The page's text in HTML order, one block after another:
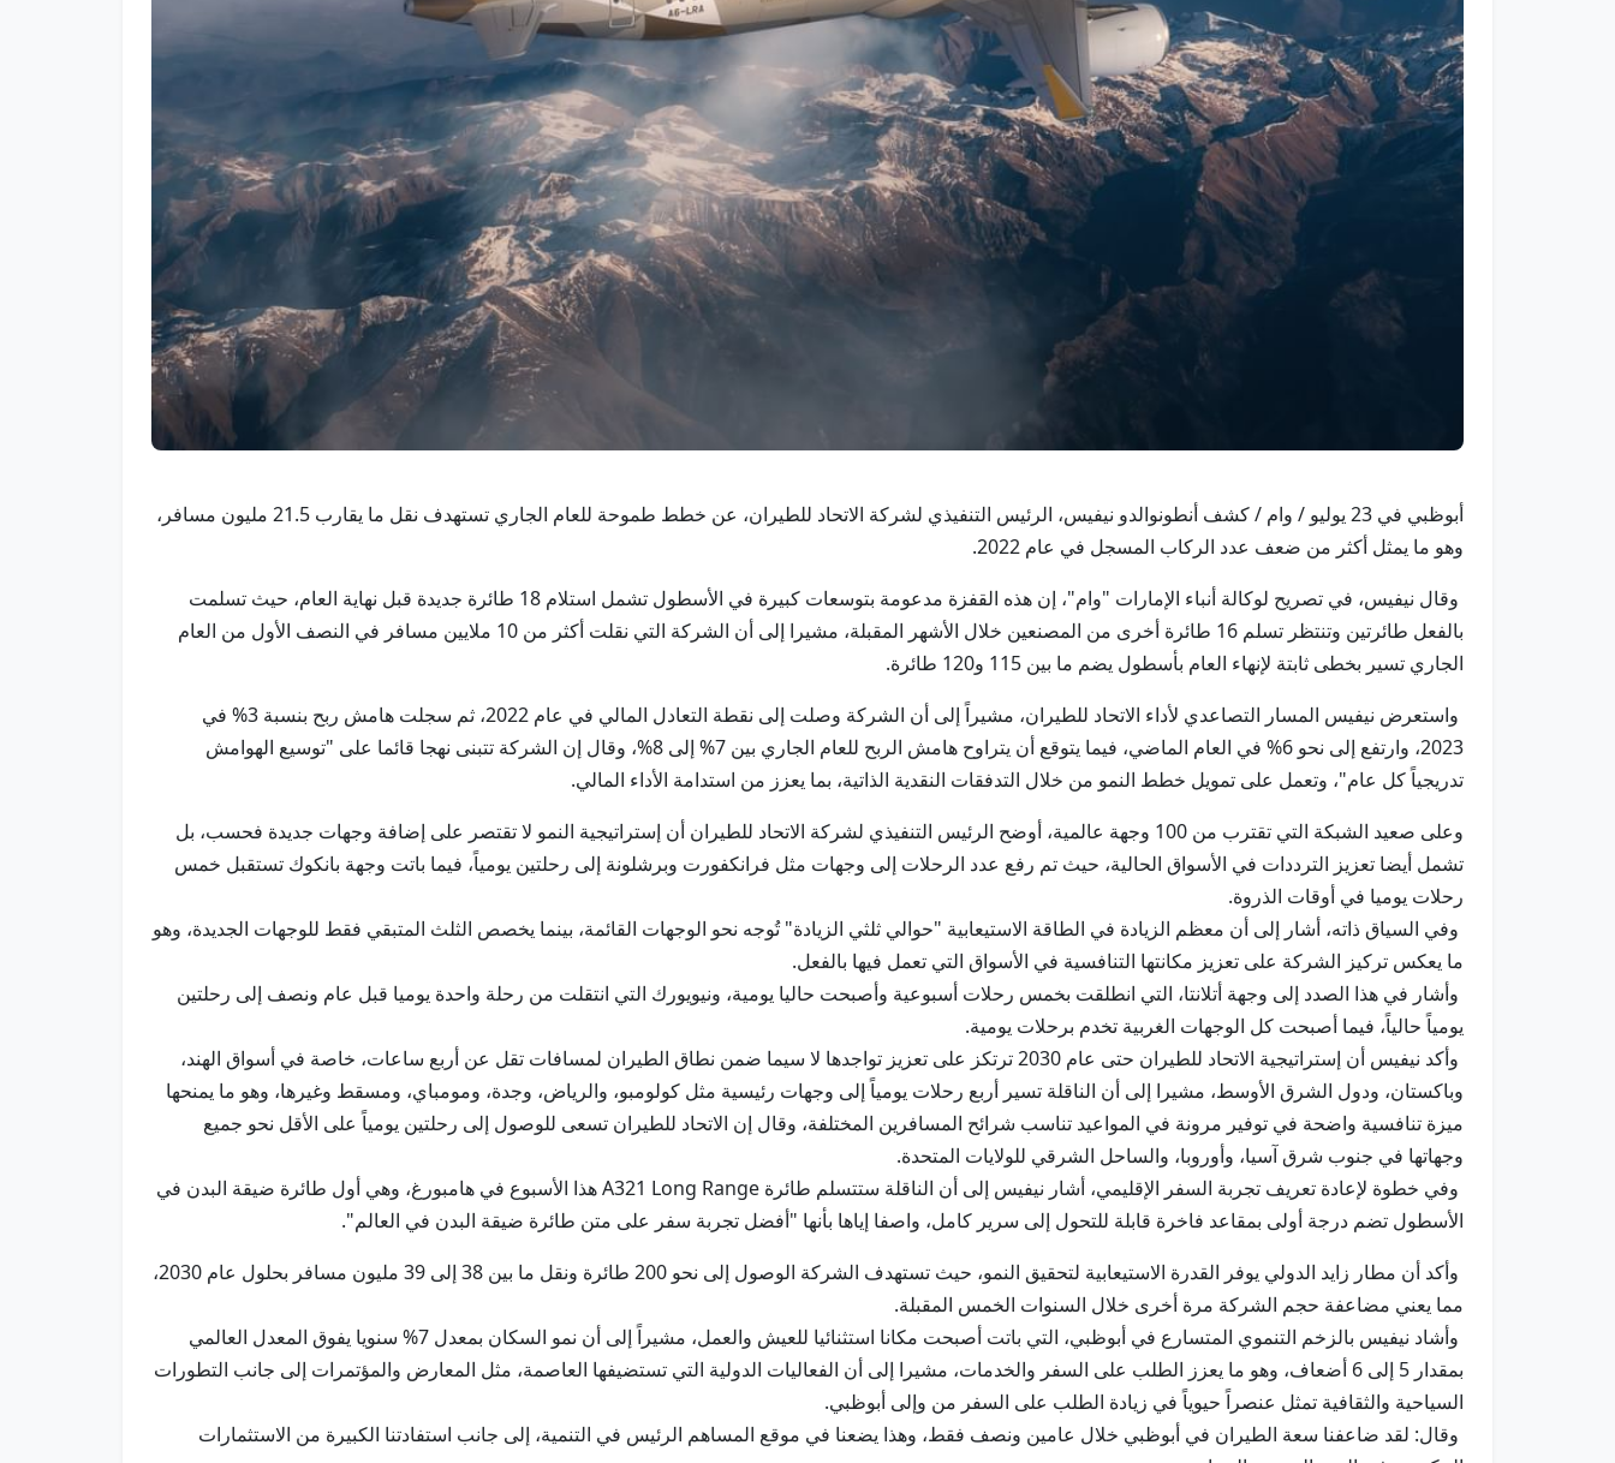
أبوظبي في 23 يوليو / وام / كشف أنطونوالدو نيفيس، الرئيس التنفيذي لشركة الاتحاد للطيران، عن خطط طموحة للعام الجاري تستهدف نقل ما يقارب 21.5 مليون مسافر،
وهو ما يمثل أكثر من ضعف عدد الركاب المسجل في عام 2022.
وقال نيفيس، في تصريح لوكالة أنباء الإمارات "وام"، إن هذه القفزة مدعومة بتوسعات كبيرة في الأسطول تشمل استلام 18 طائرة جديدة قبل نهاية العام، حيث تسلمت
بالفعل طائرتين وتنتظر تسلم 16 طائرة أخرى من المصنعين خلال الأشهر المقبلة، مشيرا إلى أن الشركة التي نقلت أكثر من 10 ملايين مسافر في النصف الأول من العام
الجاري تسير بخطى ثابتة لإنهاء العام بأسطول يضم ما بين 115 و120 طائرة.
واستعرض نيفيس المسار التصاعدي لأداء الاتحاد للطيران، مشيراً إلى أن الشركة وصلت إلى نقطة التعادل المالي في عام 2022، ثم سجلت هامش ربح بنسبة 3% في
2023، وارتفع إلى نحو 6% في العام الماضي، فيما يتوقع أن يتراوح هامش الربح للعام الجاري بين 7% إلى 8%، وقال إن الشركة تتبنى نهجا قائما على "توسيع الهوامش
تدريجياً كل عام"، وتعمل على تمويل خطط النمو من خلال التدفقات النقدية الذاتية، بما يعزز من استدامة الأداء المالي.
وعلى صعيد الشبكة التي تقترب من 100 وجهة عالمية، أوضح الرئيس التنفيذي لشركة الاتحاد للطيران أن إستراتيجية النمو لا تقتصر على إضافة وجهات جديدة فحسب، بل
تشمل أيضا تعزيز الترددات في الأسواق الحالية، حيث تم رفع عدد الرحلات إلى وجهات مثل فرانكفورت وبرشلونة إلى رحلتين يومياً، فيما باتت وجهة بانكوك تستقبل خمس
رحلات يوميا في أوقات الذروة.
وفي السياق ذاته، أشار إلى أن معظم الزيادة في الطاقة الاستيعابية "حوالي ثلثي الزيادة" تُوجه نحو الوجهات القائمة، بينما يخصص الثلث المتبقي فقط للوجهات الجديدة، وهو
ما يعكس تركيز الشركة على تعزيز مكانتها التنافسية في الأسواق التي تعمل فيها بالفعل.
وأشار في هذا الصدد إلى وجهة أتلانتا، التي انطلقت بخمس رحلات أسبوعية وأصبحت حاليا يومية، ونيويورك التي انتقلت من رحلة واحدة يوميا قبل عام ونصف إلى رحلتين
يومياً حالياً، فيما أصبحت كل الوجهات الغربية تخدم برحلات يومية.
وأكد نيفيس أن إستراتيجية الاتحاد للطيران حتى عام 2030 ترتكز على تعزيز تواجدها لا سيما ضمن نطاق الطيران لمسافات تقل عن أربع ساعات، خاصة في أسواق الهند،
وباكستان، ودول الشرق الأوسط، مشيرا إلى أن الناقلة تسير أربع رحلات يومياً إلى وجهات رئيسية مثل كولومبو، والرياض، وجدة، ومومباي، ومسقط وغيرها، وهو ما يمنحها
ميزة تنافسية واضحة في توفير مرونة في المواعيد تناسب شرائح المسافرين المختلفة، وقال إن الاتحاد للطيران تسعى للوصول إلى رحلتين يومياً على الأقل نحو جميع
وجهاتها في جنوب شرق آسيا، وأوروبا، والساحل الشرقي للولايات المتحدة.
وفي خطوة لإعادة تعريف تجربة السفر الإقليمي، أشار نيفيس إلى أن الناقلة ستتسلم طائرة A321 Long Range هذا الأسبوع في هامبورغ، وهي أول طائرة ضيقة البدن في
الأسطول تضم درجة أولى بمقاعد فاخرة قابلة للتحول إلى سرير كامل، واصفا إياها بأنها "أفضل تجربة سفر على متن طائرة ضيقة البدن في العالم".
وأكد أن مطار زايد الدولي يوفر القدرة الاستيعابية لتحقيق النمو، حيث تستهدف الشركة الوصول إلى نحو 200 طائرة ونقل ما بين 38 إلى 39 مليون مسافر بحلول عام 2030،
مما يعني مضاعفة حجم الشركة مرة أخرى خلال السنوات الخمس المقبلة.
وأشاد نيفيس بالزخم التنموي المتسارع في أبوظبي، التي باتت أصبحت مكانا استثنائيا للعيش والعمل، مشيراً إلى أن نمو السكان بمعدل 7% سنويا يفوق المعدل العالمي
بمقدار 5 إلى 6 أضعاف، وهو ما يعزز الطلب على السفر والخدمات، مشيرا إلى أن الفعاليات الدولية التي تستضيفها العاصمة، مثل المعارض والمؤتمرات إلى جانب التطورات
السياحية والثقافية تمثل عنصراً حيوياً في زيادة الطلب على السفر من وإلى أبوظبي.
وقال: لقد ضاعفنا سعة الطيران في أبوظبي خلال عامين ونصف فقط، وهذا يضعنا في موقع المساهم الرئيس في التنمية، إلى جانب استفادتنا الكبيرة من الاستثمارات